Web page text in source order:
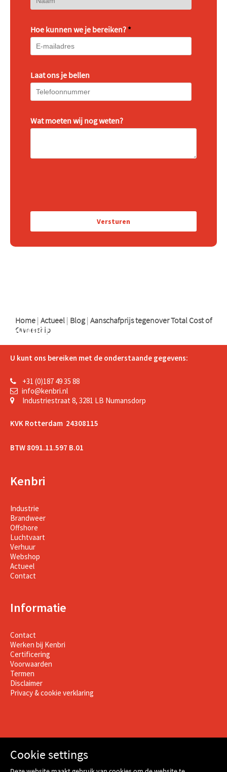
Hoe kunnen we je bereiken? *
Laat ons je bellen
Wat moeten wij nog weten?
Home | Actueel | Blog | Aanschafprijs tegenover Total Cost of
Ownership
Support
U kunt ons bereiken met de onderstaande gegevens:
+31 (0)187 49 35 88
info@kenbri.nl
Industriestraat 8, 3281 LB Numansdorp
KVK Rotterdam 24308115
BTW 8091.11.597 B.01
Kenbri
Industrie
Brandweer
Offshore
Luchtvaart
Verhuur
Webshop
Actueel
Contact
Informatie
Contact
Werken bij Kenbri
Certificering
Voorwaarden
Termen
Disclaimer
Privacy & cookie verklaring
Cookie settings